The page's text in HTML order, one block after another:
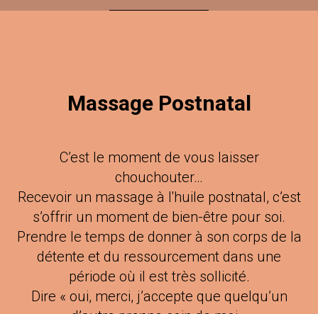
Massage Postnatal
C’est le moment de vous laisser
chouchouter…
Recevoir un massage à l'huile postnatal, c’est
s’offrir un moment de bien-être pour soi.
Prendre le temps de donner à son corps de la
détente et du ressourcement dans une
période où il est très sollicité.
Dire « oui, merci, j’accepte que quelqu’un